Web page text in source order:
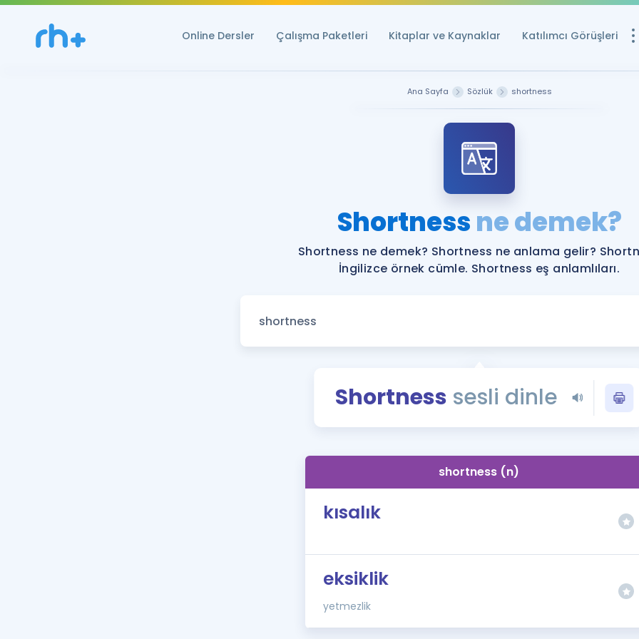
Online Dersler Çalışma Paketleri Kitaplar ve Kaynaklar Katılımcı Görüşleri
YDS ve YÖKDİL
YDS ve YÖKDİL'e
Tüm ÖSYM
YDS - YÖKDİL
İngilizce Gramer
Ana Sayfa Sözlük shortness
Shortnessne demek?
Shortness ne demek? Shortness ne anlama gelir?
İngilizce örnek cümle. Shortness eş anlamlıları.
Shortness sesli dinle
shortness (n)
kısalık
eksiklik
yetmezlik